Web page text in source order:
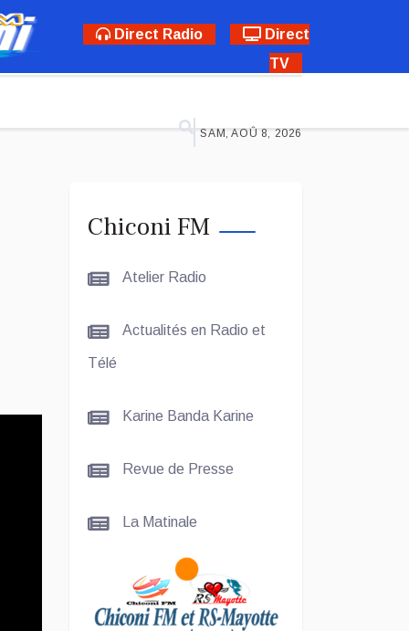
Direct Radio
Direct
TV
SAM, AOÛ 8, 2026
Chiconi FM
Atelier Radio
Actualités en Radio et
Télé
Karine Banda Karine
Revue de Presse
La Matinale